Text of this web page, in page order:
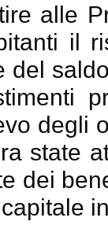
alle
il
del
degli
state
dei